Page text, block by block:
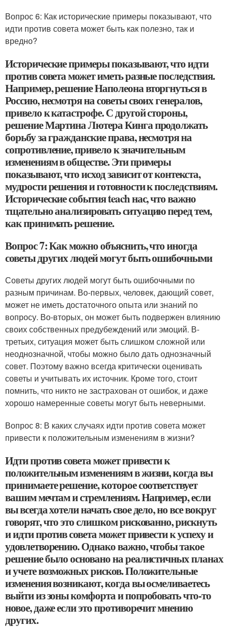
Вопрос 6: Как исторические примеры показывают, что
идти против совета может быть как полезно, так и
вредно?
Исторические примеры показывают, что идти
против совета может иметь разные последствия.
Например, решение Наполеона вторгнуться в
Россию, несмотря на советы своих генералов,
привело к катастрофе. С другой стороны,
решение Мартина Лютера Кинга продолжать
борьбу за гражданские права, несмотря на
сопротивление, привело к значительным
изменениям в обществе. Эти примеры
показывают, что исход зависит от контекста,
мудрости решения и готовности к последствиям.
Исторические события teach нас, что важно
тщательно анализировать ситуацию перед тем,
как принимать решение.
Вопрос 7: Как можно объяснить, что иногда
советы других людей могут быть ошибочными
Советы других людей могут быть ошибочными по
разным причинам. Во-первых, человек, дающий совет,
может не иметь достаточного опыта или знаний по
вопросу. Во-вторых, он может быть подвержен влиянию
своих собственных предубеждений или эмоций. В-
третьих, ситуация может быть слишком сложной или
неоднозначной, чтобы можно было дать однозначный
совет. Поэтому важно всегда критически оценивать
советы и учитывать их источник. Кроме того, стоит
помнить, что никто не застрахован от ошибок, и даже
хорошо намеренные советы могут быть неверными.
Вопрос 8: В каких случаях идти против совета может
привести к положительным изменениям в жизни?
Идти против совета может привести к
положительным изменениям в жизни, когда вы
принимаете решение, которое соответствует
вашим мечтам и стремлениям. Например, если
вы всегда хотели начать свое дело, но все вокруг
говорят, что это слишком рискованно, рискнуть
и идти против совета может привести к успеху и
удовлетворению. Однако важно, чтобы такое
решение было основано на реалистичных планах
и учете возможных рисков. Положительные
изменения возникают, когда вы осмеливаетесь
выйти из зоны комфорта и попробовать что-то
новое, даже если это противоречит мнению
других.